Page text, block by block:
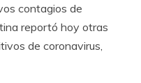
contagios de
reportó hoy otras
de coronavirus,